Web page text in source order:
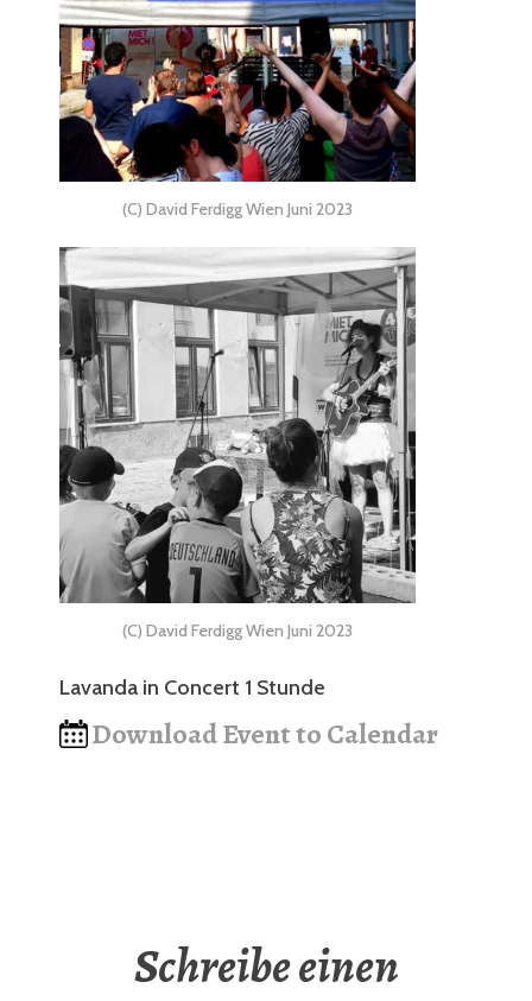
(C) David Ferdigg Wien Juni 2023
(C) David Ferdigg Wien Juni 2023
Lavanda in Concert 1 Stunde
Download Event to Calendar
Schreibe einen